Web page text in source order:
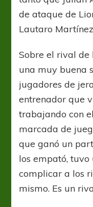
de ataque de
Lautaro
Sobre el rival de
una muy buena
jugadores de
entrenador que
trabajando con
marcada de
que ganó un
los empató,
complicar a los
mismo. Es un